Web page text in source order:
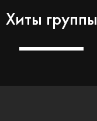
Хиты группы